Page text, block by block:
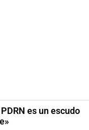
es un escudo